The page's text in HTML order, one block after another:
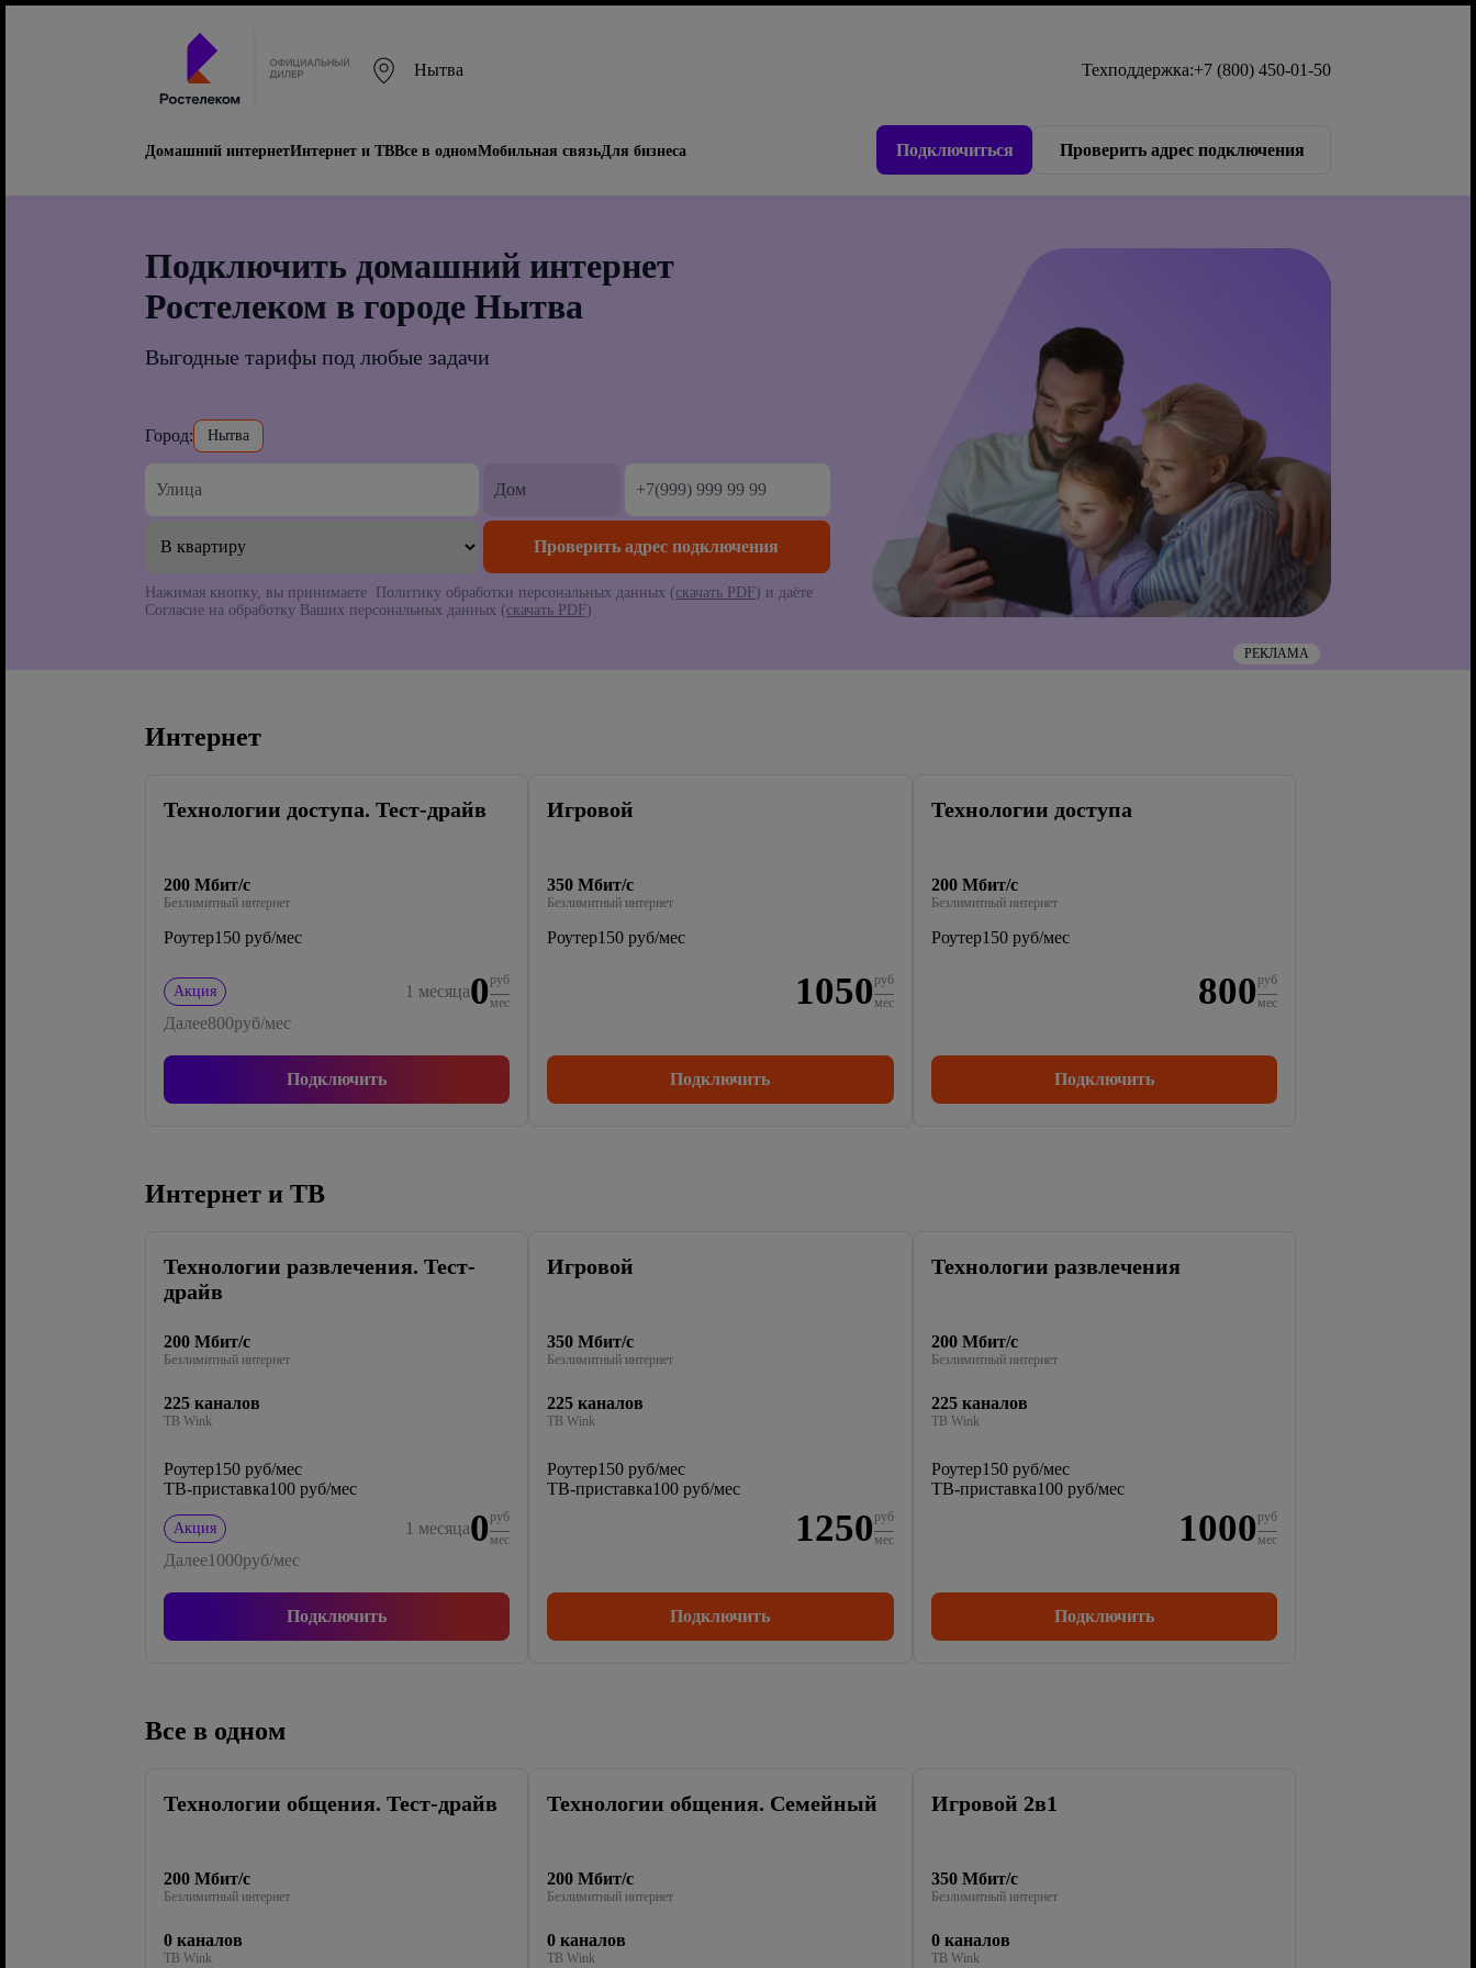
Нытва Техподдержка:+7 (800) 450-01-50
Домашний интернетИнтернет и ТВВсе в одномМобильная связьДля бизнеса Подключиться Проверить адрес подключения
Подключить домашний интернет
Ростелеком в городе Нытва
Выгодные тарифы под любые задачи
Город: Нытва
Нажимая кнопку, вы принимаете Политику обработки персональных данных (скачать PDF) и даёте
Согласие на обработку Ваших персональных данных (скачать PDF)
РЕКЛАМА
Интернет
Технологии доступа. Тест-драйв
200 Мбит/с
Безлимитный интернет
Роутер150 руб/мес
Акция 1 месяца0руб
мес
Далее800руб/мес
Подключить
Игровой
350 Мбит/с
Безлимитный интернет
Роутер150 руб/мес
1050 руб
мес
Подключить
Технологии доступа
200 Мбит/с
Безлимитный интернет
Роутер150 руб/мес
800 руб
мес
Подключить
Интернет и ТВ
Технологии развлечения. Тест-
драйв
200 Мбит/с
Безлимитный интернет
225 каналов
ТВ Wink
Роутер150 руб/мес
ТВ-приставка100 руб/мес
Акция 1 месяца0руб
мес
Далее1000руб/мес
Подключить
Игровой
350 Мбит/с
Безлимитный интернет
225 каналов
ТВ Wink
Роутер150 руб/мес
ТВ-приставка100 руб/мес
1250 руб
мес
Подключить
Технологии развлечения
200 Мбит/с
Безлимитный интернет
225 каналов
ТВ Wink
Роутер150 руб/мес
ТВ-приставка100 руб/мес
1000 руб
мес
Подключить
Все в одном
Технологии общения. Тест-драйв
200 Мбит/с
Безлимитный интернет
0 каналов
ТВ Wink
Технологии общения. Семейный
200 Мбит/с
Безлимитный интернет
0 каналов
ТВ Wink
Игровой 2в1
350 Мбит/с
Безлимитный интернет
0 каналов
ТВ Wink